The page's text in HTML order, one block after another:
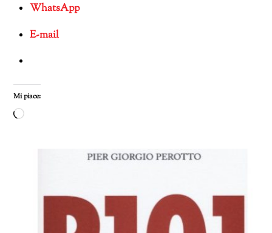
WhatsApp
E-mail
Mi piace:
Caricamento